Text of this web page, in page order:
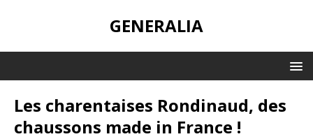
GENERALIA
Les charentaises Rondinaud, des
chaussons made in France !